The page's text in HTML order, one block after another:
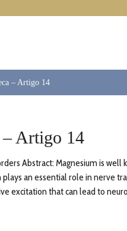
– Artigo 14
– Artigo 14
Abstract: Magnesium is
an essential role in nerve
excitation that can lead to